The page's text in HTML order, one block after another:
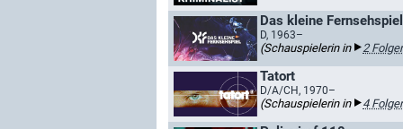
Das kleine Fernsehspiel
D, 1963–
(Schauspielerin in 2
Tatort
D/A/CH, 1970–
(Schauspielerin in 4